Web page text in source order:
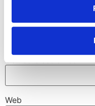
Nombre
Correo electrónico
Web